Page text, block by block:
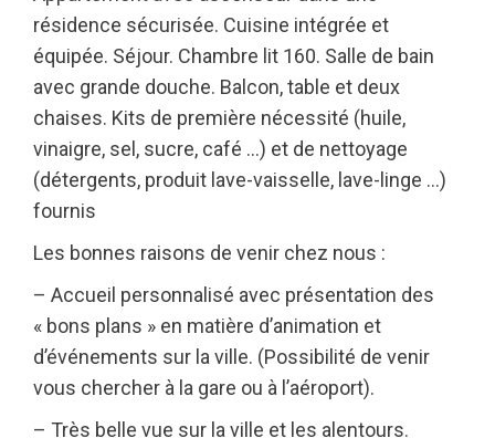
résidence sécurisée. Cuisine intégrée et
équipée. Séjour. Chambre lit 160. Salle de bain
avec grande douche. Balcon, table et deux
chaises. Kits de première nécessité (huile,
vinaigre, sel, sucre, café …) et de nettoyage
(détergents, produit lave-vaisselle, lave-linge …)
fournis
Les bonnes raisons de venir chez nous :
– Accueil personnalisé avec présentation des
« bons plans » en matière d’animation et
d’événements sur la ville. (Possibilité de venir
vous chercher à la gare ou à l’aéroport).
– Très belle vue sur la ville et les alentours.